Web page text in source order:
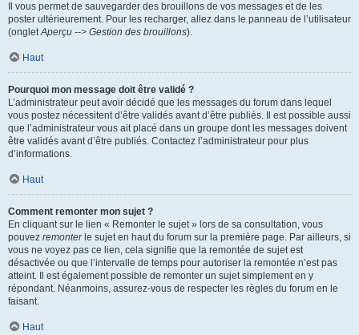
Il vous permet de sauvegarder des brouillons de vos messages et de les
poster ultérieurement. Pour les recharger, allez dans le panneau de l’utilisateur
(ongletAperçu --> Gestion des brouillons).
Haut
Pourquoi mon message doit être validé ?
L’administrateur peut avoir décidé que les messages du forum dans lequel
vous postez nécessitent d’être validés avant d’être publiés. Il est possible aussi
que l’administrateur vous ait placé dans un groupe dont les messages doivent
être validés avant d’être publiés. Contactez l’administrateur pour plus
d’informations.
Haut
Comment remonter mon sujet ?
En cliquant sur le lien « Remonter le sujet » lors de sa consultation, vous
pouvez remonterle sujet en haut du forum sur la première page. Par ailleurs, si
vous ne voyez pas ce lien, cela signifie que la remontée de sujet est
désactivée ou que l’intervalle de temps pour autoriser la remontée n’est pas
atteint. Il est également possible de remonter un sujet simplement en y
répondant. Néanmoins, assurez-vous de respecter les règles du forum en le
faisant.
Haut